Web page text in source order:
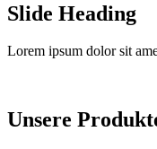
Slide Heading
Lorem ipsum dolor sit
Unsere